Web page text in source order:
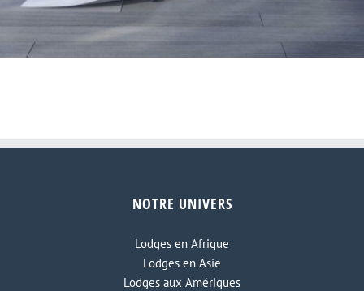
NOTRE UNIVERS
Lodges en Afrique
Lodges en Asie
Lodges aux Amériques